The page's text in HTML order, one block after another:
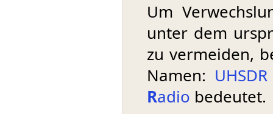
Um
unter dem
zu vermeiden,
Namen:
Radio bedeutet.